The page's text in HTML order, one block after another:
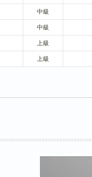
中級
中級
上級
上級